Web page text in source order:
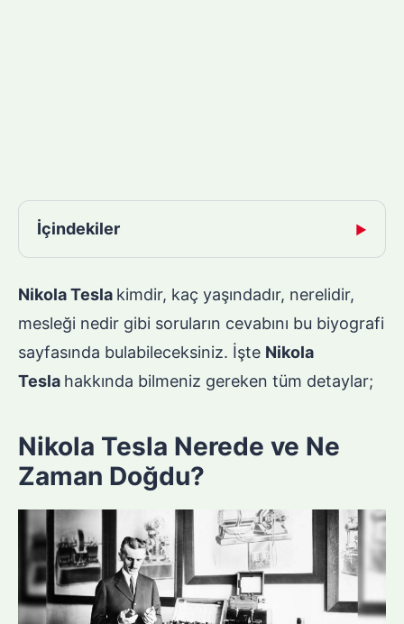
İçindekiler ▶
Nikola Tesla kimdir, kaç yaşındadır, nerelidir,
mesleği nedir gibi soruların cevabını bu biyografi
sayfasında bulabileceksiniz. İşte Nikola
Tesla hakkında bilmeniz gereken tüm detaylar;
Nikola Tesla Nerede ve Ne
Zaman Doğdu?